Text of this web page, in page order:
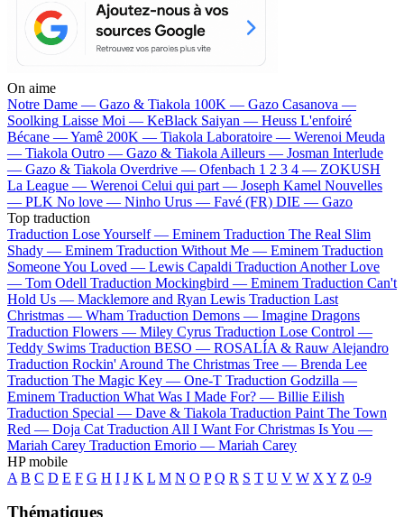
On aime
Notre Dame — Gazo & Tiakola 100K — Gazo Casanova —
Soolking Laisse Moi — KeBlack Saiyan — Heuss L'enfoiré
Bécane —Yamê 200K — Tiakola Laboratoire — Werenoi Meuda
— Tiakola Outro — Gazo & Tiakola Ailleurs — Josman Interlude
— Gazo & Tiakola Overdrive — Ofenbach 1 2 3 4 — ZOKUSH
La League — Werenoi Celui qui part — Joseph Kamel Nouvelles
— PLK No love — Ninho Urus — Favé (FR) DIE — Gazo
Top traduction
Traduction Lose Yourself — Eminem Traduction The Real Slim
Shady — Eminem Traduction Without Me — Eminem Traduction
Someone You Loved — Lewis Capaldi Traduction Another Love
— Tom Odell Traduction Mockingbird — Eminem Traduction Can't
Hold Us — Macklemore and Ryan Lewis Traduction Last
Christmas — Wham Traduction Demons — Imagine Dragons
Traduction Flowers — Miley Cyrus Traduction Lose Control —
Teddy Swims Traduction BESO — ROSALÍA & Rauw Alejandro
Traduction Rockin' Around The Christmas Tree — Brenda Lee
Traduction The Magic Key — One-T Traduction Godzilla —
Eminem Traduction What Was I Made For? — Billie Eilish
Traduction Special — Dave & Tiakola Traduction Paint The Town
Red — Doja Cat Traduction All I Want For Christmas Is You —
Mariah Carey Traduction Emorio — Mariah Carey
HP mobile
A B C D E F G H I J K L M N O P Q R S T U V W X Y Z 0-9
Thématiques